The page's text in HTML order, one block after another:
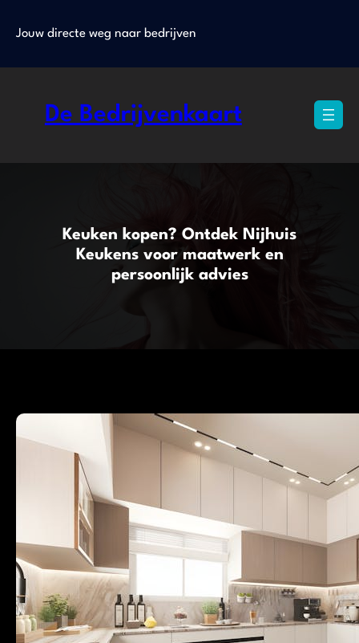
naarJouw directe weg naar bedrijven
De Bedrijvenkaart
Keuken kopen? Ontdek Nijhuis
Keukens voor maatwerk en
persoonlijk advies